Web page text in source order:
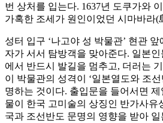
번 상처를 입는다. 1637년 도쿠가와
가혹한 조세가 원인이었던 시마바라(
성터 입구 ‘나고야 성 박물관’ 현관
자가 서서 탐방객을 맞아준다. 일본인
에서 반드시 발길을 멈추고, 더러는
이 박물관의 성격이 ‘일본열도와 조
명하는 것이다. 출입문을 들어서면 제
물이 한국 고미술의 상징인 반가사유
국과 조선반도 문명의 영향을 받아